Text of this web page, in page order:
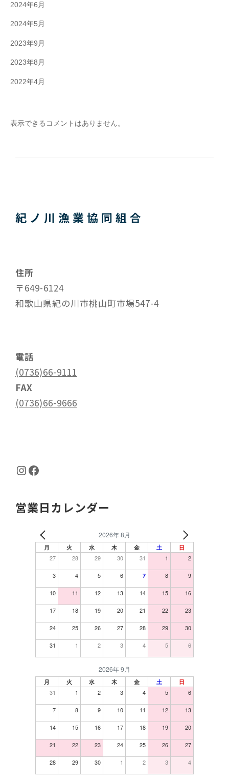
2024年6月
2024年5月
2023年9月
2023年8月
2022年4月
表示できるコメントはありません。
紀ノ川漁業協同組合
住所
〒649-6124
和歌山県紀の川市桃山町市場547-4
電話
(0736)66-9111
FAX
(0736)66-9666
Instagram
Facebook
営業日カレンダー
2026年 8月
月 火 水 木 金 土 日
27 28 29 30 31 1 2
3 4 5 6 7 8 9
10 11 12 13 14 15 16
17 18 19 20 21 22 23
24 25 26 27 28 29 30
31 1 2 3 4 5 6
2026年 9月
月 火 水 木 金 土 日
31 1 2 3 4 5 6
7 8 9 10 11 12 13
14 15 16 17 18 19 20
21 22 23 24 25 26 27
28 29 30 1 2 3 4